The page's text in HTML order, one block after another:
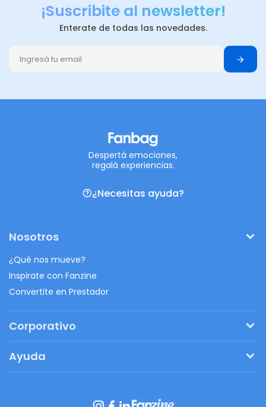
¡Suscribite al newsletter!
Enterate de todas las novedades.
Despertá emociones,
regalá experiencias.
¿Necesitas ayuda?
Nosotros
¿Qué nos mueve?
Inspirate con Fanzine
Convertite en Prestador
Corporativo
Regalos originales
Ayuda